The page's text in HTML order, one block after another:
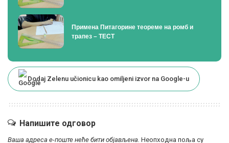
Примена Питагорине теореме на ромб и
трапез – ТЕСТ
Dodaj Zelenu učionicu kao omiljeni izvor na Google-u
Напишите одговор
Ваша адреса е-поште неће бити објављена. Неопходна поља су